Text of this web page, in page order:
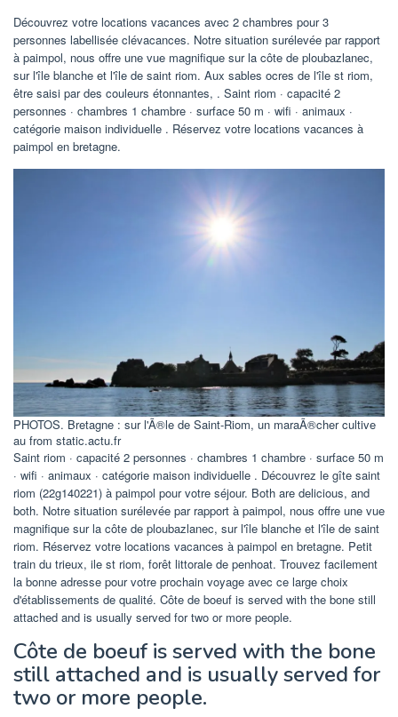
Découvrez votre locations vacances avec 2 chambres pour 3
personnes labellisée clévacances. Notre situation surélevée par rapport
à paimpol, nous offre une vue magnifique sur la côte de ploubazlanec,
sur l'île blanche et l'île de saint riom. Aux sables ocres de l'île st riom,
être saisi par des couleurs étonnantes, . Saint riom · capacité 2
personnes · chambres 1 chambre · surface 50 m · wifi · animaux ·
catégorie maison individuelle . Réservez votre locations vacances à
paimpol en bretagne.
PHOTOS. Bretagne : sur l'Ã®le de Saint-Riom, un maraÃ®cher cultive
au from static.actu.fr
Saint riom · capacité 2 personnes · chambres 1 chambre · surface 50 m
· wifi · animaux · catégorie maison individuelle . Découvrez le gîte saint
riom (22g140221) à paimpol pour votre séjour. Both are delicious, and
both. Notre situation surélevée par rapport à paimpol, nous offre une vue
magnifique sur la côte de ploubazlanec, sur l'île blanche et l'île de saint
riom. Réservez votre locations vacances à paimpol en bretagne. Petit
train du trieux, ile st riom, forêt littorale de penhoat. Trouvez facilement
la bonne adresse pour votre prochain voyage avec ce large choix
d'établissements de qualité. Côte de boeuf is served with the bone still
attached and is usually served for two or more people.
Côte de boeuf is served with the bone
still attached and is usually served for
two or more people.